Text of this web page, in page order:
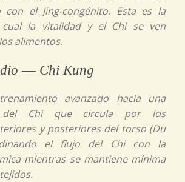
con el Jing-congénito. Esta es la
la vitalidad y el Chise ven
alimentos.
― Chi Kung
avanzado hacia una
del
Chique circula por los
y posteriores del torso (Du
el flujo del Chicon la
mientras se mantiene mínima